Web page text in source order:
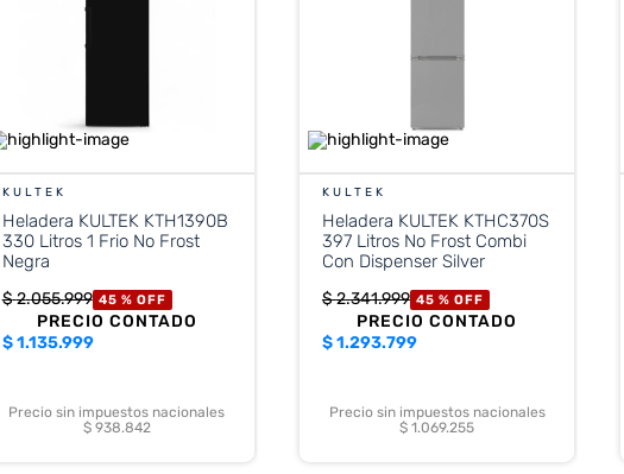
KULTEK
Heladera KULTEK KTH1390B
330 Litros 1 Frio No Frost
Negra
$2.055.999 45 % OFF
PRECIO CONTADO
$1.135.999
Precio sin impuestos nacionales
$ 938.842
KULTEK
Heladera KULTEK KTHC370S
397 Litros No Frost Combi
Con Dispenser Silver
$2.341.999 45 % OFF
PRECIO CONTADO
$1.293.799
Precio sin impuestos nacionales
$ 1.069.255